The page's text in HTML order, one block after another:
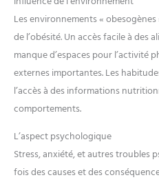
Les environnements «
de l’obésité. Un accès facile à des
manque d’espaces pour l’activité
externes importantes. Les
l’accès à des informations
comportements.
L’aspect psychologique
Stress, anxiété, et autres troubles
fois des causes et des